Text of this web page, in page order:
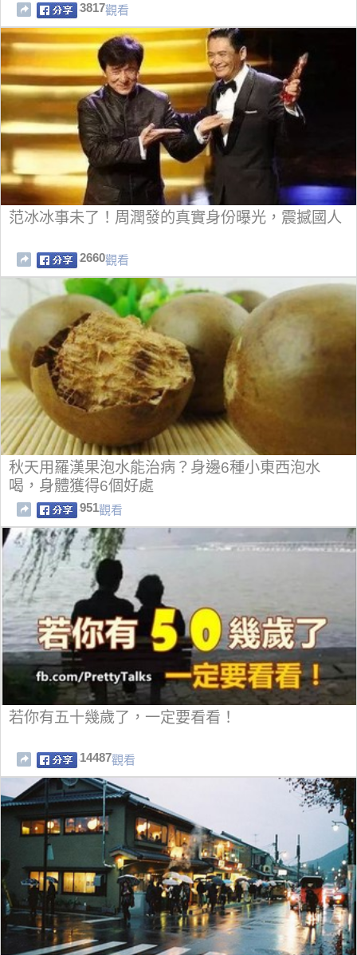
3817觀看
范冰冰事未了！周潤發的真實身份曝光，震撼國人
2660觀看
秋天用羅漢果泡水能治病？身邊6種小東西泡水
喝，身體獲得6個好處
951觀看
若你有五十幾歲了，一定要看看！
14487觀看